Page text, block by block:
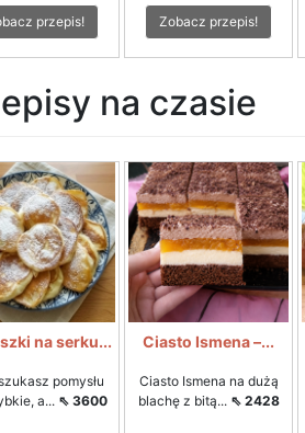
przepis!
Zobacz przepis!
na czasie
na serku...
pomysłu
a... ⇖ 3600
Ciasto Ismena –...
Ciasto Ismena na dużą
blachę z bitą... ⇖ 2428